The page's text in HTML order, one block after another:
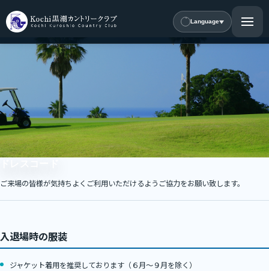
Language
ご来場の皆様が気持ちよくご利用いただけるようご協力をお願い致します。
入退場時の服装
ジャケット着用を推奨しております（６月～９月を除く）